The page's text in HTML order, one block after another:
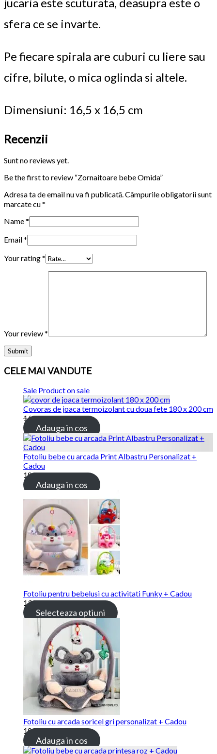
sfera ce se invarte.
Pe fiecare spirala are cuburi cu liere sau
cifre, bilute, o mica oglinda si altele.
Dimensiuni: 16,5 x 16,5 cm
Recenzii
Sunt no reviews yet.
Be the first to review “Zornaitoare bebe Omida”
Adresa ta de email nu va fi publicată.Câmpurile obligatorii sunt
marcate cu*
Name*
Email*
Your rating*
Your review*
CELE MAI VANDUTE
Sale Product on sale
Covoras de joaca termoizolant cu doua fete 180 x 200 cm
169.00lei115.00lei
Adauga in cos
Fotoliu bebe cu arcada Print Albastru Personalizat +
Cadou
189.00lei
Adauga in cos
Fotoliu pentru bebelusi cu activitati Funky + Cadou
139.00lei
Selecteaza optiuni
Fotoliu cu arcada soricel gri personalizat + Cadou
189.00lei
Adauga in cos